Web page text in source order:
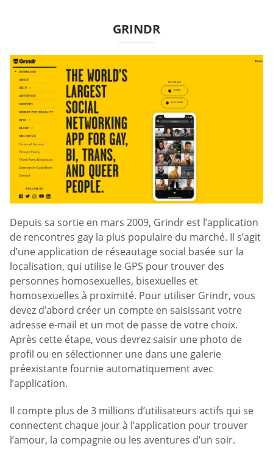
GRINDR
Depuis sa sortie en mars 2009, Grindr est l’application
de rencontres gay la plus populaire du marché. Il s’agit
d’une application de réseautage social basée sur la
localisation, qui utilise le GPS pour trouver des
personnes homosexuelles, bisexuelles et
homosexuelles à proximité. Pour utiliser Grindr, vous
devez d’abord créer un compte en saisissant votre
adresse e-mail et un mot de passe de votre choix.
Après cette étape, vous devrez saisir une photo de
profil ou en sélectionner une dans une galerie
préexistante fournie automatiquement avec
l’application.
Il compte plus de 3 millions d’utilisateurs actifs qui se
connectent chaque jour à l’application pour trouver
l’amour, la compagnie ou les aventures d’un soir.